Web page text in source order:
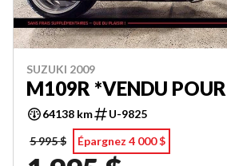
SUZUKI 2009
M109R *VENDU
64138 km
U-9825
5 995 $
Épargnez 4 000 $